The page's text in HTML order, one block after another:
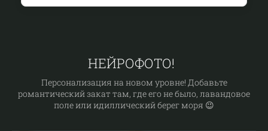
НЕЙРОФОТО!
Персонализация на новом уровне! Добавьте
романтический закат там, где его не было, лавандовое
поле или идиллический берег моря 😉